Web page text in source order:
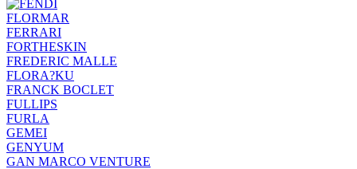
FLORMAR
FERRARI
FORTHESKIN
FREDERIC MALLE
FLORA?KU
FRANCK BOCLET
FULLIPS
FURLA
GEMEI
GENYUM
GAN MARCO VENTURE